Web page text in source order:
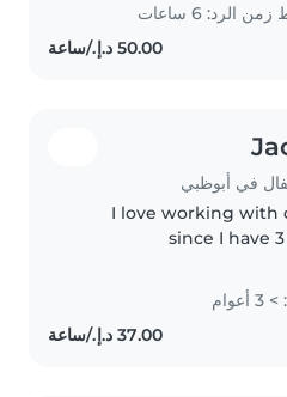
الرد: 6 ساعات
في أبوظبي
I love working with
since I have
babies and toddlers.I
mother of two and I'm
forward to taking care